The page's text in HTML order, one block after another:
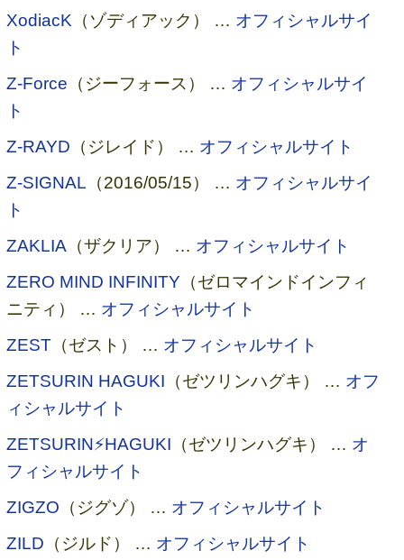
XodiacK （ゾディアック） … オフィシャルサイ
ト
Z-Force （ジーフォース） … オフィシャルサイ
ト
Z-RAYD （ジレイド） … オフィシャルサイト
Z-SIGNAL （2016/05/15） … オフィシャルサイ
ト
ZAKLIA （ザクリア） … オフィシャルサイト
ZERO MIND INFINITY （ゼロマインドインフィ
ニティ） … オフィシャルサイト
ZEST （ゼスト） … オフィシャルサイト
ZETSURIN HAGUKI （ゼツリンハグキ） … オフ
ィシャルサイト
ZETSURIN⚡HAGUKI （ゼツリンハグキ） … オ
フィシャルサイト
ZIGZO （ジグゾ） … オフィシャルサイト
ZILD （ジルド） … オフィシャルサイト